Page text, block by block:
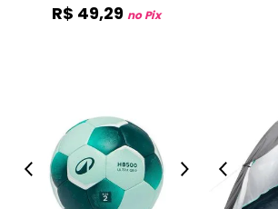
R$ 49,29 no Pix